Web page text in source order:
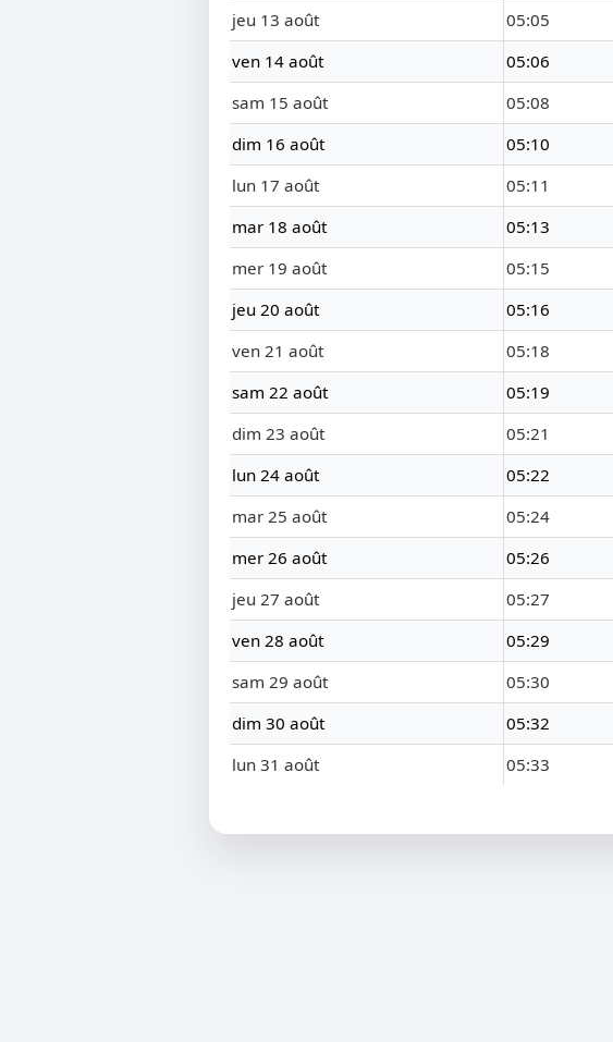
jeu 13 août
05:05
ven 14 août
05:06
sam 15 août
05:08
dim 16 août
05:10
lun 17 août
05:11
mar 18 août
05:13
mer 19 août
05:15
jeu 20 août
05:16
ven 21 août
05:18
sam 22 août
05:19
dim 23 août
05:21
lun 24 août
05:22
mar 25 août
05:24
mer 26 août
05:26
jeu 27 août
05:27
ven 28 août
05:29
sam 29 août
05:30
dim 30 août
05:32
lun 31 août
05:33